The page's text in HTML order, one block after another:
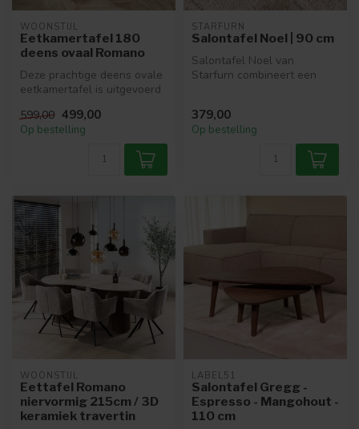
WOONSTIJL
Eetkamertafel 180
deens ovaal Romano
Deze prachtige deens ovale
eetkamertafel is uitgevoerd
599,00 499,00
Op bestelling
STARFURN
Salontafel Noel | 90 cm
Salontafel Noel van
Starfurn combineert een
379,00
Op bestelling
WOONSTIJL
Eettafel Romano
niervormig 215cm / 3D
keramiek travertin
LABEL51
Salontafel Gregg -
Espresso - Mangohout -
110 cm